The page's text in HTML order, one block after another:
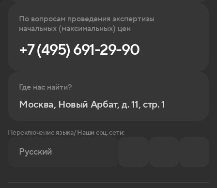
По вопросам проведения экспертизы
начальных (максимальных) цен
+7 (495) 691-29-90
Где нас найти?
Москва, Новый Арбат, д. 11, стр. 1
Переключение языка/ Наши соц. сети:
Русский